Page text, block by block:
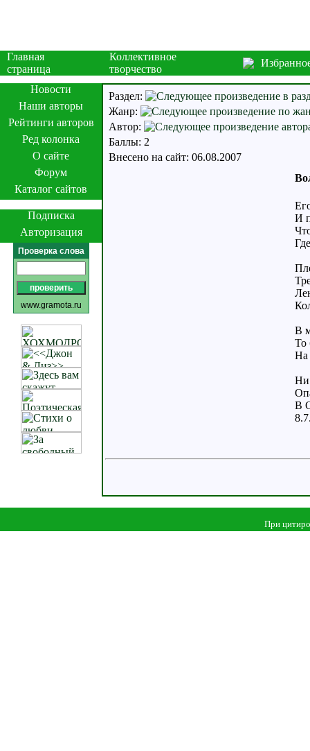
Главная
страница
Коллективное
творчество
Новости
Наши авторы
Рейтинги авторов
Ред колонка
О сайте
Форум
Каталог сайтов
Подписка
Авторизация
Проверка слова
www.gramota.ru
Раздел:
Жанр:
Автор:
Баллы: 2
Внесено на сайт: 06.08.2007
И
В
То
На
Ни
В
При